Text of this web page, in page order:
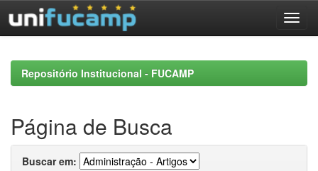
navigationRepositório Institucional - FUCAMP
Página de Busca
Buscar em: